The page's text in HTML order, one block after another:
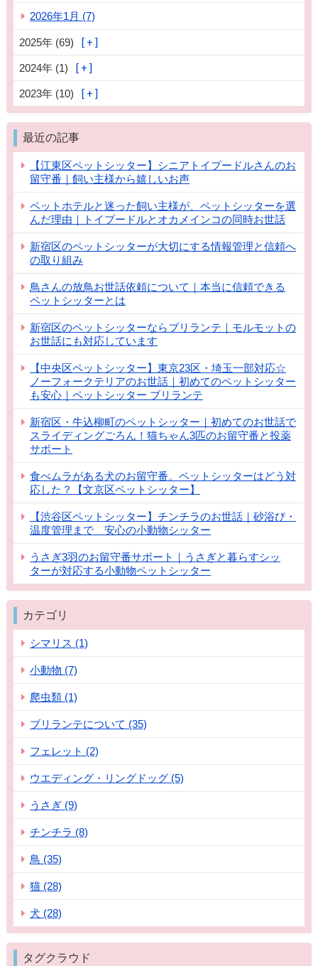
2026年1月 (7)
2025年 (69)
2024年 (1)
2023年 (10)
最近の記事
【江東区ペットシッター】シニアトイプードルさんのお
留守番｜飼い主様から嬉しいお声
ペットホテルと迷った飼い主様が、ペットシッターを選
んだ理由｜トイプードルとオカメインコの同時お世話
新宿区のペットシッターが大切にする情報管理と信頼へ
の取り組み
鳥さんの放鳥お世話依頼について｜本当に信頼できる
ペットシッターとは
新宿区のペットシッターならブリランテ｜モルモットの
お世話にも対応しています
【中央区ペットシッター】東京23区・埼玉一部対応☆
ノーフォークテリアのお世話｜初めてのペットシッター
も安心｜ペットシッター ブリランテ
新宿区・牛込柳町のペットシッター｜初めてのお世話で
スライディングごろん！猫ちゃん3匹のお留守番と投薬
サポート
食べムラがある犬のお留守番。ペットシッターはどう対
応した？【文京区ペットシッター】
【渋谷区ペットシッター】チンチラのお世話｜砂浴び・
温度管理まで 安心の小動物シッター
うさぎ3羽のお留守番サポート｜うさぎと暮らすシッ
ターが対応する小動物ペットシッター
カテゴリ
シマリス (1)
小動物 (7)
爬虫類 (1)
ブリランテについて (35)
フェレット (2)
ウエディング・リングドッグ (5)
うさぎ (9)
チンチラ (8)
鳥 (35)
猫 (28)
犬 (28)
タグクラウド